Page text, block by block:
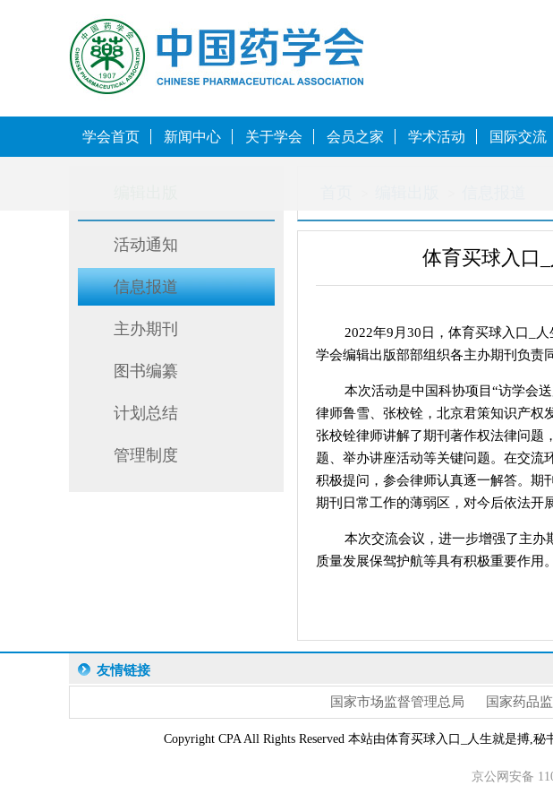
学会首页 新闻中心 关于学会 会员之家 学术活动 国际交流
活动通知
信息报道
主办期刊
图书编纂
计划总结
管理制度
体育买球入口
2022年9月30日 ，体育买球入口_
学会编辑出版部部组织各主办期刊 负责
本次活动是中国科协项目 “访学会
律师鲁雪、 张校铨，北京君策知识产权
张校铨律师讲解了期刊著作权法律问题
题 、举办讲座活动等关键问题。 在交流
积极提问，参会律师认真逐一解答。 期
期刊日常工作的薄弱区，对今后依法开
本次交流会议，进一步增强了主办
质量发展保驾护航等具有积极重要作用 。
友情链接
国家市场监督管理总局 国家药品
Copyright CPA All Rights Reserved 本站由体育买球入口_人生就是搏,
京公网安备